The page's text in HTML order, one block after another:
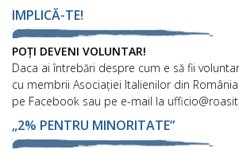
IMPLICĂ-TE!
POȚI DEVENI VOLUNTAR!
Daca ai întrebări despre cum e să fii
cu membrii Asociației Italienilor din România
pe Facebook sau pe e-mail la
„2% PENTRU MINORITATE”